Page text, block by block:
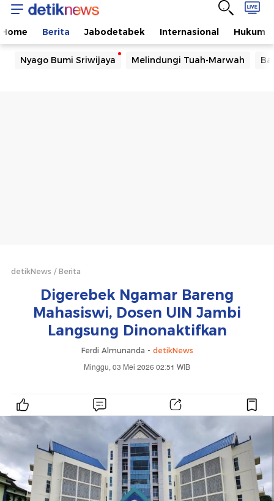
Home Berita Jabodetabek Internasional Hukum
Nyago Bumi Sriwijaya Melindungi Tuah-Marwah
detikNews Berita
Digerebek Ngamar Bareng
Mahasiswi, Dosen UIN Jambi
Langsung Dinonaktifkan
Ferdi Almunanda - detikNews
Minggu, 03 Mei 2026 02:51 WIB